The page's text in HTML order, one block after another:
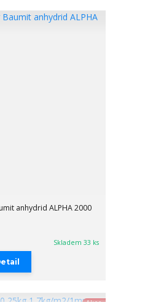
anhydrid ALPHA 2000
Skladem 33 ks